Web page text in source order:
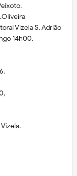
Vizela S. Adrião
14h00.